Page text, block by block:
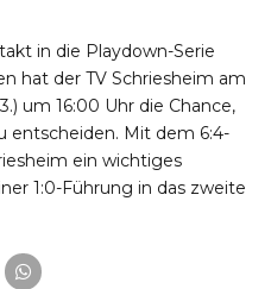
in die Playdown-Serie
hat der TV Schriesheim am
um 16:00 Uhr die Chance,
entscheiden. Mit dem 6:4-
ein wichtiges
1:0-Führung in das zweite